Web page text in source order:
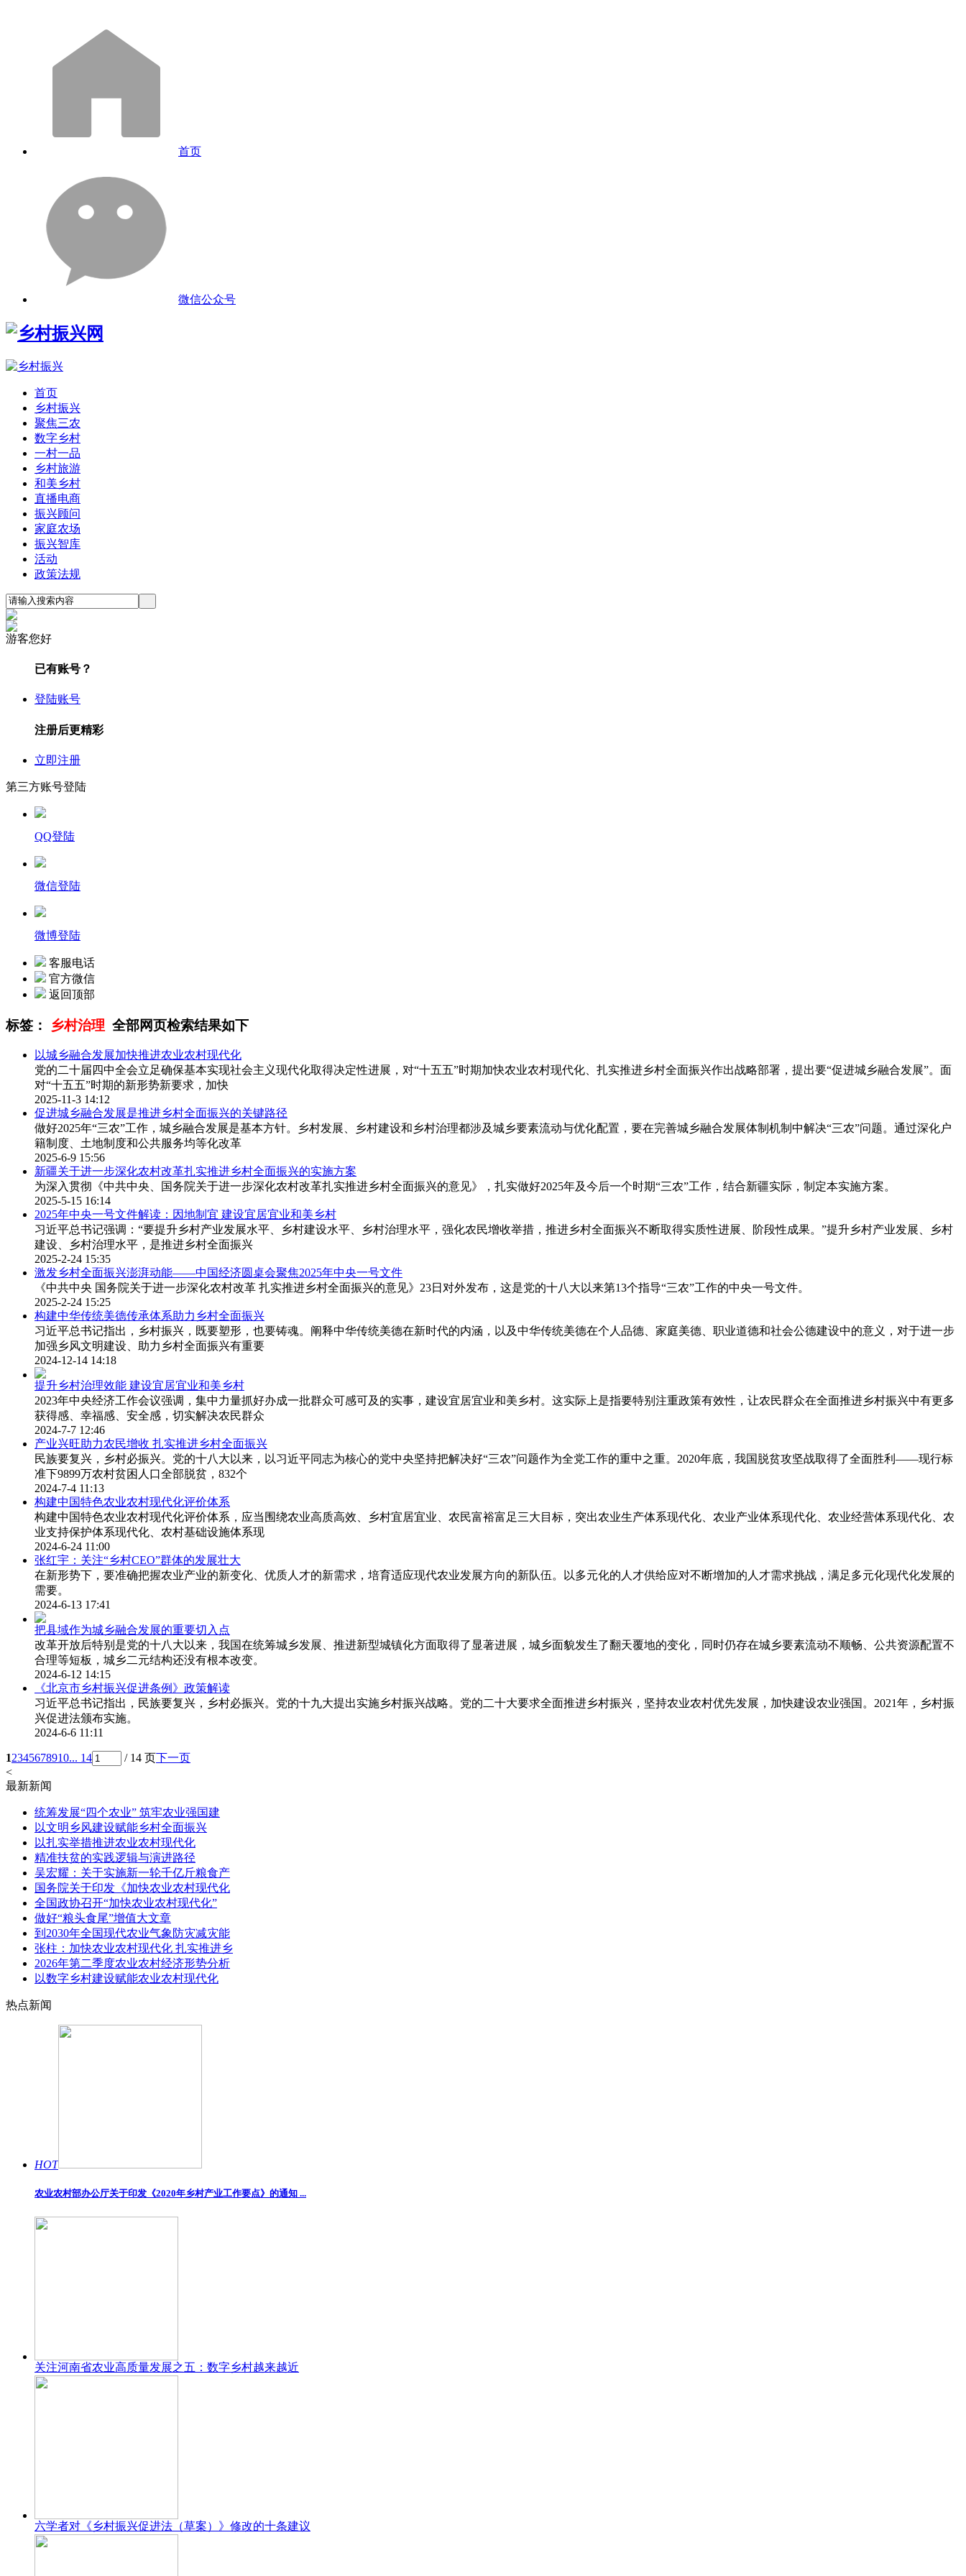
首页
微信公众号
首页
乡村振兴
聚焦三农
数字乡村
一村一品
乡村旅游
和美乡村
直播电商
振兴顾问
家庭农场
振兴智库
活动
政策法规
游客您好
已有账号？
登陆账号
注册后更精彩
立即注册
第三方账号登陆
QQ登陆
微信登陆
微博登陆
客服电话
官方微信
返回顶部
标签： 乡村治理 全部网页检索结果如下
以城乡融合发展加快推进农业农村现代化
党的二十届四中全会立足确保基本实现社会主义现代化取得决定性进展，对“十五五”时期加快农业农村现代化、扎实推进乡村全面振兴作出战略部署，提出要“促进城乡融合发展”。面
对“十五五”时期的新形势新要求，加快
2025-11-3 14:12
促进城乡融合发展是推进乡村全面振兴的关键路径
做好2025年“三农”工作，城乡融合发展是基本方针。乡村发展、乡村建设和乡村治理都涉及城乡要素流动与优化配置，要在完善城乡融合发展体制机制中解决“三农”问题。通过深化户
籍制度、土地制度和公共服务均等化改革
2025-6-9 15:56
新疆关于进一步深化农村改革扎实推进乡村全面振兴的实施方案
为深入贯彻《中共中央、国务院关于进一步深化农村改革扎实推进乡村全面振兴的意见》，扎实做好2025年及今后一个时期“三农”工作，结合新疆实际，制定本实施方案。
2025-5-15 16:14
2025年中央一号文件解读：因地制宜 建设宜居宜业和美乡村
习近平总书记强调：“要提升乡村产业发展水平、乡村建设水平、乡村治理水平，强化农民增收举措，推进乡村全面振兴不断取得实质性进展、阶段性成果。”提升乡村产业发展、乡村
建设、乡村治理水平，是推进乡村全面振兴
2025-2-24 15:35
激发乡村全面振兴澎湃动能——中国经济圆桌会聚焦2025年中央一号文件
《中共中央 国务院关于进一步深化农村改革 扎实推进乡村全面振兴的意见》23日对外发布，这是党的十八大以来第13个指导“三农”工作的中央一号文件。
2025-2-24 15:25
构建中华传统美德传承体系助力乡村全面振兴
习近平总书记指出，乡村振兴，既要塑形，也要铸魂。阐释中华传统美德在新时代的内涵，以及中华传统美德在个人品德、家庭美德、职业道德和社会公德建设中的意义，对于进一步
加强乡风文明建设、助力乡村全面振兴有重要
2024-12-14 14:18
提升乡村治理效能 建设宜居宜业和美乡村
2023年中央经济工作会议强调，集中力量抓好办成一批群众可感可及的实事，建设宜居宜业和美乡村。这实际上是指要特别注重政策有效性，让农民群众在全面推进乡村振兴中有更多
获得感、幸福感、安全感，切实解决农民群众
2024-7-7 12:46
产业兴旺助力农民增收 扎实推进乡村全面振兴
民族要复兴，乡村必振兴。党的十八大以来，以习近平同志为核心的党中央坚持把解决好“三农”问题作为全党工作的重中之重。2020年底，我国脱贫攻坚战取得了全面胜利——现行标
准下9899万农村贫困人口全部脱贫，832个
2024-7-4 11:13
构建中国特色农业农村现代化评价体系
构建中国特色农业农村现代化评价体系，应当围绕农业高质高效、乡村宜居宜业、农民富裕富足三大目标，突出农业生产体系现代化、农业产业体系现代化、农业经营体系现代化、农
业支持保护体系现代化、农村基础设施体系现
2024-6-24 11:00
张红宇：关注“乡村CEO”群体的发展壮大
在新形势下，要准确把握农业产业的新变化、优质人才的新需求，培育适应现代农业发展方向的新队伍。以多元化的人才供给应对不断增加的人才需求挑战，满足多元化现代化发展的
需要。
2024-6-13 17:41
把县域作为城乡融合发展的重要切入点
改革开放后特别是党的十八大以来，我国在统筹城乡发展、推进新型城镇化方面取得了显著进展，城乡面貌发生了翻天覆地的变化，同时仍存在城乡要素流动不顺畅、公共资源配置不
合理等短板，城乡二元结构还没有根本改变。
2024-6-12 14:15
《北京市乡村振兴促进条例》政策解读
习近平总书记指出，民族要复兴，乡村必振兴。党的十九大提出实施乡村振兴战略。党的二十大要求全面推进乡村振兴，坚持农业农村优先发展，加快建设农业强国。2021年，乡村振
兴促进法颁布实施。
2024-6-6 11:11
12345678910... 14 / 14 页下一页
<
最新新闻
统筹发展“四个农业” 筑牢农业强国建
以文明乡风建设赋能乡村全面振兴
以扎实举措推进农业农村现代化
精准扶贫的实践逻辑与演进路径
吴宏耀：关于实施新一轮千亿斤粮食产
国务院关于印发《加快农业农村现代化
全国政协召开“加快农业农村现代化”
做好“粮头食尾”增值大文章
到2030年全国现代农业气象防灾减灾能
张柱：加快农业农村现代化 扎实推进乡
2026年第二季度农业农村经济形势分析
以数字乡村建设赋能农业农村现代化
热点新闻
HOT
农业农村部办公厅关于印发《2020年乡村产业工作要点》的通知 ...
关注河南省农业高质量发展之五：数字乡村越来越近
六学者对《乡村振兴促进法（草案）》修改的十条建议